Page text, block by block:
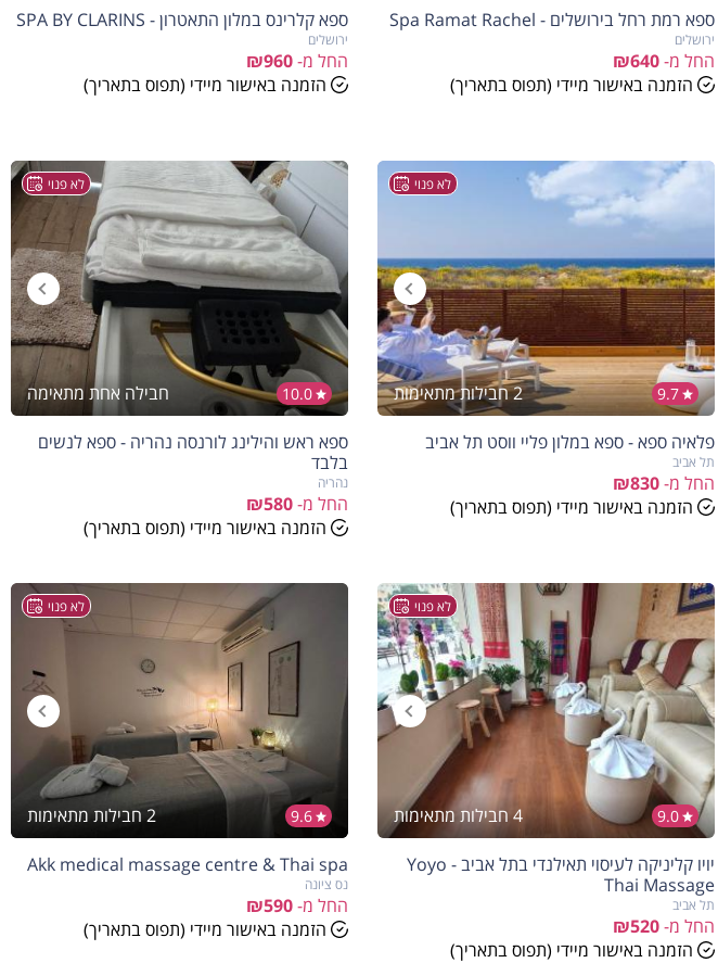
10%בהזמנה להיום
ספא רמת רחל בירושלים - Spa Ramat Rachel
ירושלים
החל מ-₪640
הזמנה באישור מיידי (תפוס בתאריך)
ספא קלרינס במלון התאטרון - SPA BY CLARINS
ירושלים
החל מ-₪960
הזמנה באישור מיידי (תפוס בתאריך)
לא פנוי
9.7 2 חבילות מתאימות
פלאיה ספא - ספא במלון פליי ווסט תל אביב
תל אביב
החל מ-₪830
הזמנה באישור מיידי (תפוס בתאריך)
לא פנוי
10.0 חבילה אחת מתאימה
ספא ראש והילינג לורנסה נהריה - ספא לנשים
בלבד
נהריה
החל מ-₪580
הזמנה באישור מיידי (תפוס בתאריך)
לא פנוי
9.0 4 חבילות מתאימות
יויו קליניקה לעיסוי תאילנדי בתל אביב - Yoyo
Thai Massage
תל אביב
החל מ-₪520
הזמנה באישור מיידי (תפוס בתאריך)
לא פנוי
9.6 2 חבילות מתאימות
Akk medical massage centre & Thai spa
נס ציונה
החל מ-₪590
הזמנה באישור מיידי (תפוס בתאריך)